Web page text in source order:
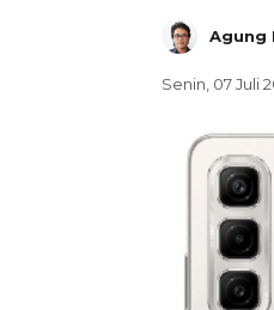
Agung
Senin, 07 Juli